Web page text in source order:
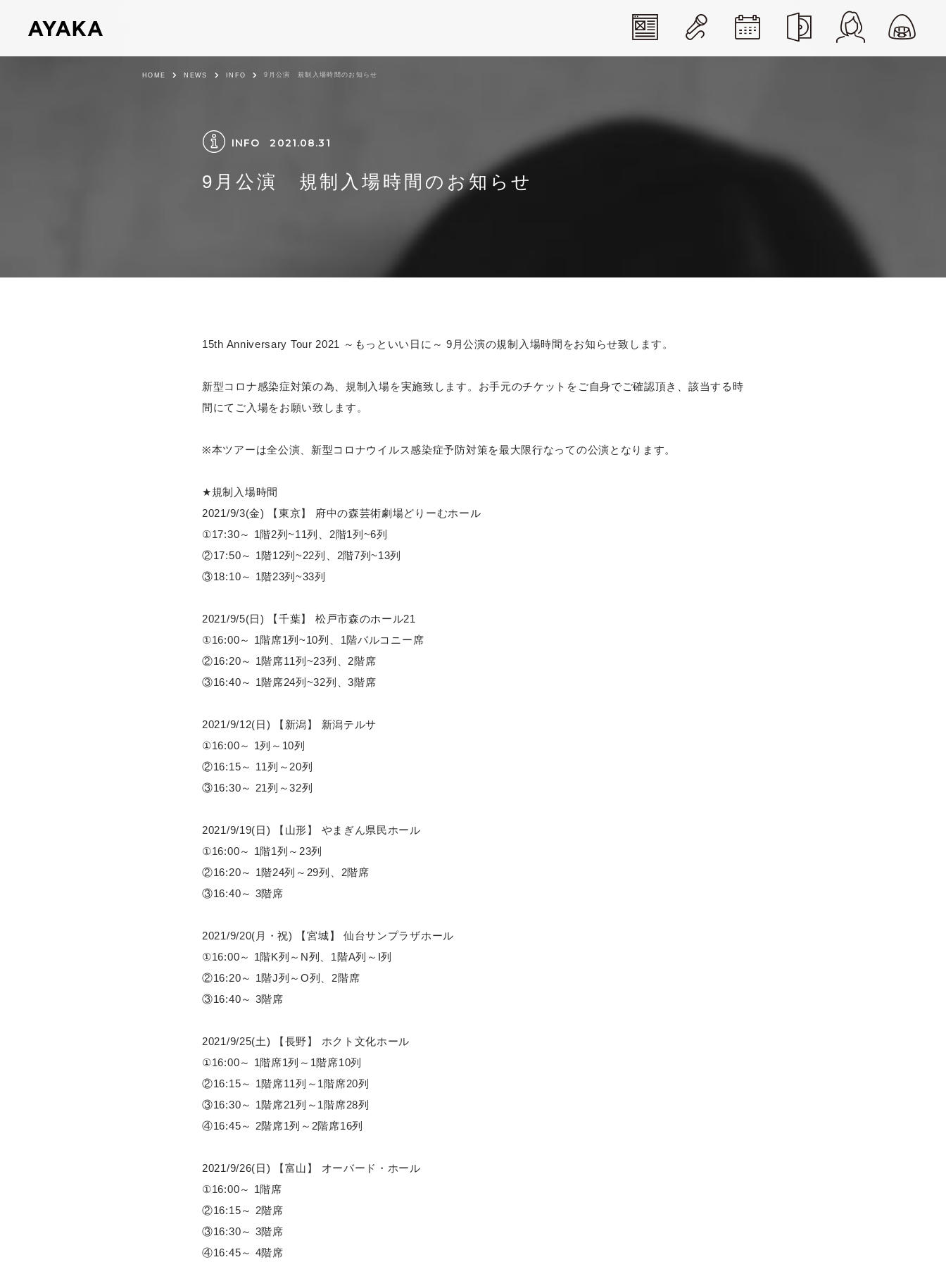
HOME NEWS INFO 9月公演 規制入場時間のお知らせ
INFO 2021.08.31
9月公演 規制入場時間のお知らせ
15th Anniversary Tour 2021 ～もっといい日に～ 9月公演の規制入場時間をお知らせ致します。
新型コロナ感染症対策の為、規制入場を実施致します。お手元のチケットをご自身でご確認頂き、該当する時
間にてご入場をお願い致します。
※本ツアーは全公演、新型コロナウイルス感染症予防対策を最大限行なっての公演となります。
★規制入場時間
2021/9/3(金) 【東京】 府中の森芸術劇場どりーむホール
①17:30～ 1階2列~11列、2階1列~6列
②17:50～ 1階12列~22列、2階7列~13列
③18:10～ 1階23列~33列
2021/9/5(日) 【千葉】 松戸市森のホール21
①16:00～ 1階席1列~10列、1階バルコニー席
②16:20～ 1階席11列~23列、2階席
③16:40～ 1階席24列~32列、3階席
2021/9/12(日) 【新潟】 新潟テルサ
①16:00～ 1列～10列
②16:15～ 11列～20列
③16:30～ 21列～32列
2021/9/19(日) 【山形】 やまぎん県民ホール
①16:00～ 1階1列～23列
②16:20～ 1階24列～29列、2階席
③16:40～ 3階席
2021/9/20(月・祝) 【宮城】 仙台サンプラザホール
①16:00～ 1階K列～N列、1階A列～I列
②16:20～ 1階J列～O列、2階席
③16:40～ 3階席
2021/9/25(土) 【長野】 ホクト文化ホール
①16:00～ 1階席1列～1階席10列
②16:15～ 1階席11列～1階席20列
③16:30～ 1階席21列～1階席28列
④16:45～ 2階席1列～2階席16列
2021/9/26(日) 【富山】 オーバード・ホール
①16:00～ 1階席
②16:15～ 2階席
③16:30～ 3階席
④16:45～ 4階席